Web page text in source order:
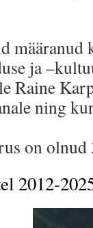
määranud
ja
Raine
ning
on olnud
2012-